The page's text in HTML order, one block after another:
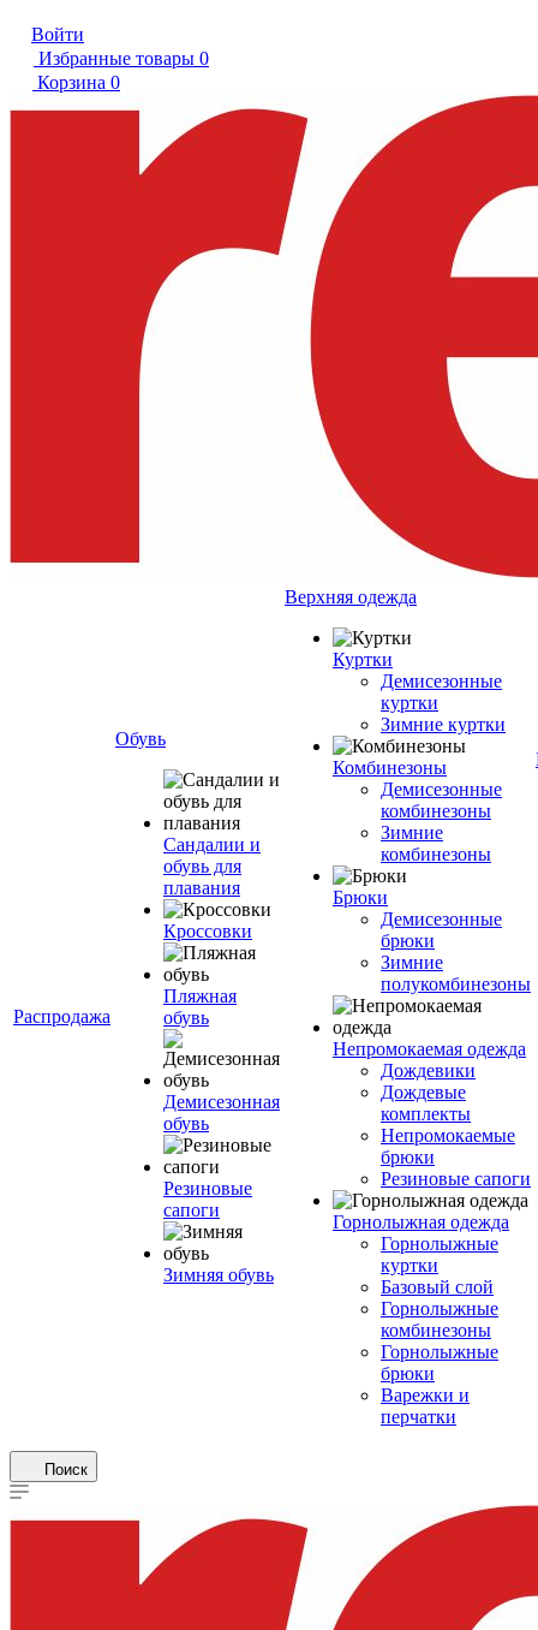
Войти
Избранные товары 0
Корзина 0
Распродажа
Обувь
Сандалии и
обувь для
плавания
Кроссовки
Пляжная
обувь
Демисезонная
обувь
Резиновые
сапоги
Зимняя обувь
Верхняя одежда
Куртки
Демисезонные
куртки
Зимние куртки
Комбинезоны
Демисезонные
комбинезоны
Зимние
комбинезоны
Брюки
Демисезонные
брюки
Зимние
полукомбинезоны
Непромокаемая одежда
Дождевики
Дождевые
комплекты
Непромокаемые
брюки
Резиновые сапоги
Горнолыжная одежда
Горнолыжные
куртки
Базовый слой
Горнолыжные
комбинезоны
Горнолыжные
брюки
Варежки и
перчатки
Поиск